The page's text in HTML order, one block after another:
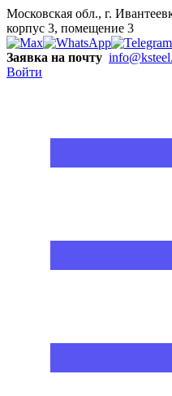
Московская обл., г.
корпус 3, помещение 3
Заявка на почту
Войти